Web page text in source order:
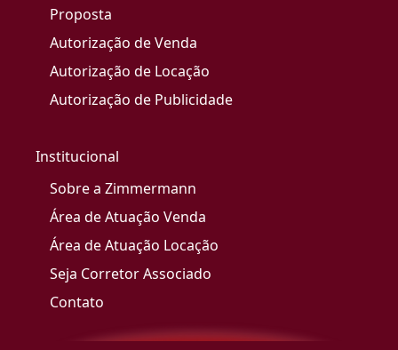
Proposta
Autorização de Venda
Autorização de Locação
Autorização de Publicidade
Institucional
Sobre a Zimmermann
Área de Atuação Venda
Área de Atuação Locação
Seja Corretor Associado
Contato